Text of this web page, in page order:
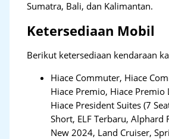
Sumatra, Bali, dan Kalimantan.
Ketersediaan Mobil
Berikut ketersediaan kendaraan
Hiace Commuter, Hiace
Hiace Premio, Hiace Premio
Hiace President Suites (7
Short, ELF Terbaru, Alphard
New 2024, Land Cruiser,